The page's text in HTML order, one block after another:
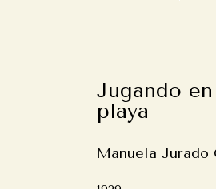
Jugando
playa
Manuela Jurado